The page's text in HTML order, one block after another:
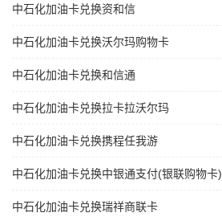
中石化加油卡兑换资和信
中石化加油卡兑换沃尔玛购物卡
中石化加油卡兑换和信通
中石化加油卡兑换拉卡拉沃尔玛
中石化加油卡兑换携程任我游
中石化加油卡兑换中银通支付(银联购物卡)
中石化加油卡兑换瑞祥商联卡